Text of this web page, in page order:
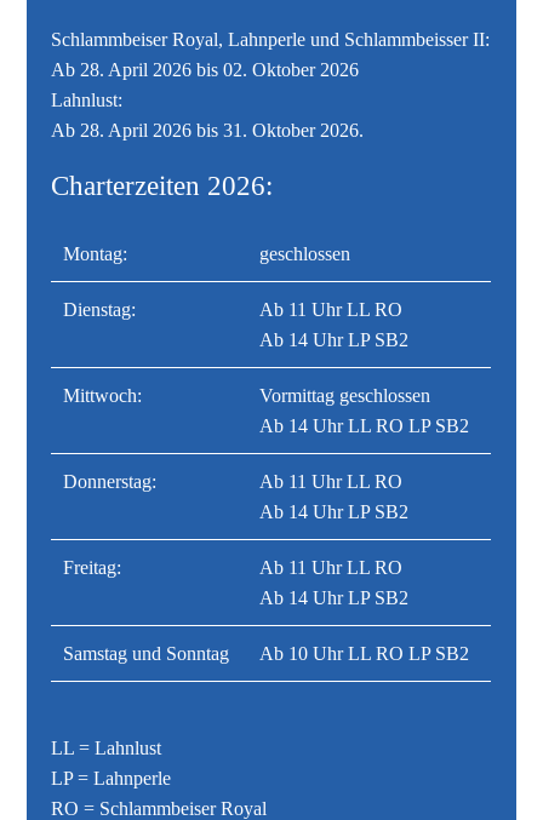
Schlammbeiser Royal, Lahnperle und Schlammbeisser II:
Ab 28. April 2026 bis 02. Oktober 2026
Lahnlust:
Ab 28. April 2026 bis 31. Oktober 2026.
Charterzeiten 2026:
Montag: geschlossen
Dienstag:
Ab 11 Uhr LL RO
Ab 14 Uhr LP SB2
Mittwoch:
Vormittag geschlossen
Ab 14 Uhr LL RO LP SB2
Donnerstag:
Ab 11 Uhr LL RO
Ab 14 Uhr LP SB2
Freitag:
Ab 11 Uhr LL RO
Ab 14 Uhr LP SB2
Samstag und Sonntag Ab 10 Uhr LL RO LP SB2
LL = Lahnlust
LP = Lahnperle
RO = Schlammbeiser Royal